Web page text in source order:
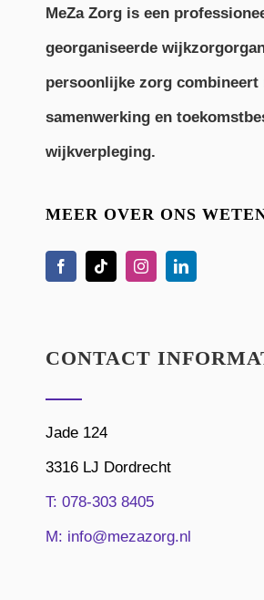
MeZa Zorg is een
georganiseerde
persoonlijke zorg combineert
samenwerking en
wijkverpleging.
MEER OVER ONS
CONTACT
Jade 124
3316 LJ Dordrecht
T: 078-303 8405
M: info@mezazorg.nl